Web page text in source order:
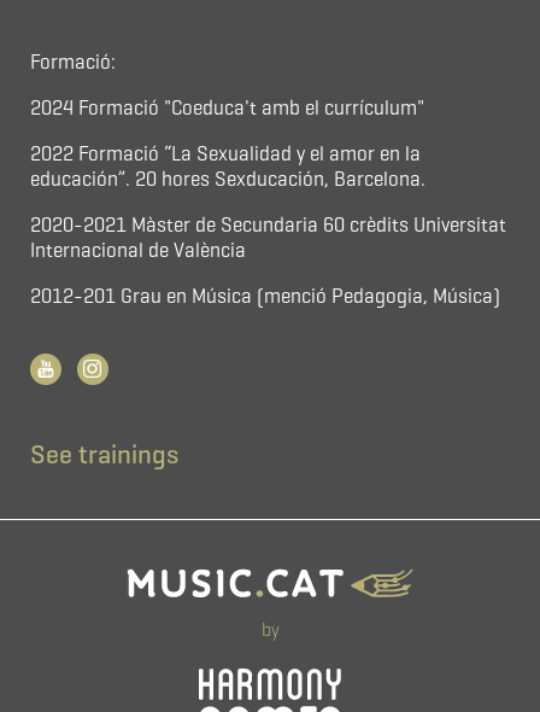
Formació:
2024 Formació "Coeduca't amb el currículum"
2022 Formació “La Sexualidad y el amor en la
educación”. 20 hores Sexducación, Barcelona.
2020-2021 Màster de Secundaria 60 crèdits Universitat
Internacional de València
2012-201 Grau en Música (menció Pedagogia, Música)
See trainings
by